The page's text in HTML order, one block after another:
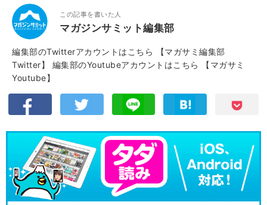
この記事を書いた人
マガジンサミット編集部
編集部のTwitterアカウントはこちら
【マガサミ編集部
Twitter】
編集部のYoutubeアカウントはこちら
【マガサミ
Youtube】